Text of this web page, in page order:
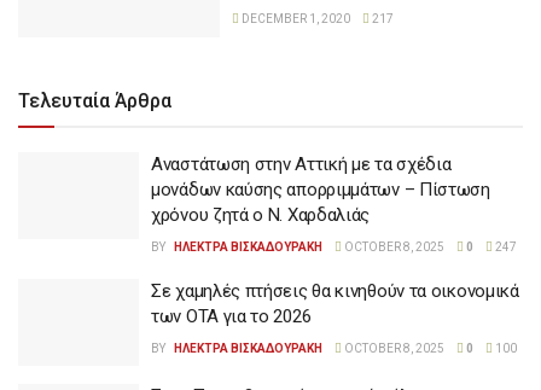
DECEMBER 1, 2020
217
Τελευταία Άρθρα
Αναστάτωση στην Αττική με τα σχέδια
μονάδων καύσης απορριμμάτων – Πίστωση
χρόνου ζητά ο Ν. Χαρδαλιάς
BY ΗΛΕΚΤΡΑ ΒΙΣΚΑΔΟΥΡΑΚΗ OCTOBER 8, 2025 0 247
Σε χαμηλές πτήσεις θα κινηθούν τα οικονομικά
των ΟΤΑ για το 2026
BY ΗΛΕΚΤΡΑ ΒΙΣΚΑΔΟΥΡΑΚΗ OCTOBER 8, 2025 0 100